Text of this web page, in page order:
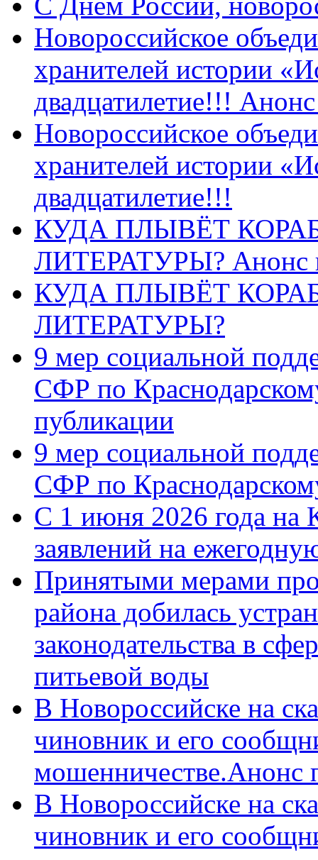
Новороссийское
хранителей истории
двадцатилетие!!!
Новороссийское
хранителей истории
двадцатилетие!!!
КУДА ПЛЫВЁТ
ЛИТЕРАТУРЫ? Анонс
КУДА ПЛЫВЁТ
ЛИТЕРАТУРЫ?
9 мер социальной
СФР по
публикации
9 мер социальной
СФР по
С 1 июня 2026 года на
заявлений на
Принятыми мерами
района добилась
законодательства в
питьевой воды
В Новороссийске на
чиновник и его
мошенничестве.Анонс
В Новороссийске на
чиновник и его